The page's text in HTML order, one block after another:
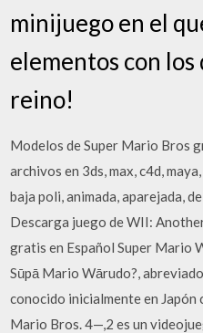
minijuego en el
elementos con
reino!
Modelos de Super Mario Bros
archivos en 3ds, max, c4d,
baja poli, animada, aparejada,
Descarga juego de WII:
gratis en Español Super Mario
Sūpā Mario Wārudo?,
conocido inicialmente en
Mario Bros. 4—,2 es un